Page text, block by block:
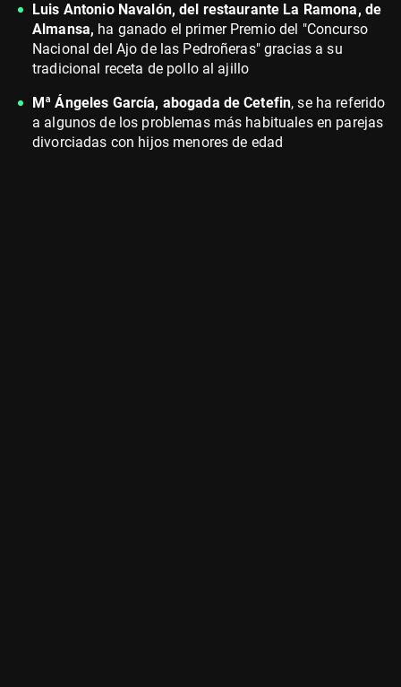
Luis Antonio Navalón, del restaurante La Ramona, de
Almansa, ha ganado el primer Premio del "Concurso
Nacional del Ajo de las Pedroñeras" gracias a su
tradicional receta de pollo al ajillo
Mª Ángeles García, abogada de Cetefin, se ha referido
a algunos de los problemas más habituales en parejas
divorciadas con hijos menores de edad